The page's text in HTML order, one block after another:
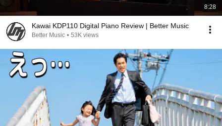
8:28
Kawai KDP110 Digital Piano Review | Better Music
Better Music • 53K views